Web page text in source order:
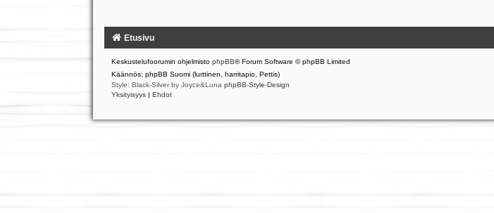
Etusivu
Keskustelufoorumin ohjelmisto phpBB® Forum Software © phpBB Limited
Käännös: phpBB Suomi (lurttinen, harritapio, Pettis)
Style: Black-Silver by Joyce&Luna phpBB-Style-Design
Yksityisyys | Ehdot